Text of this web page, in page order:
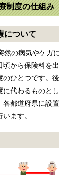
制度の仕組み
について
の病気やケガ
頃から保険料を
のひとつです。
に代わるものと
各都道府県に設
ます。